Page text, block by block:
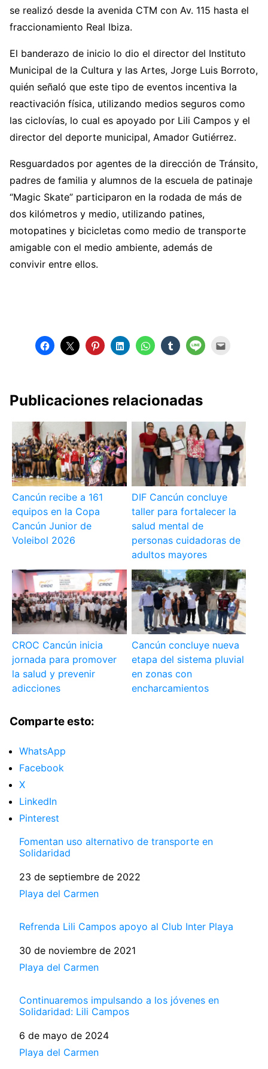
se realizó desde la avenida CTM con Av. 115 hasta el
fraccionamiento Real Ibiza.
El banderazo de inicio lo dio el director del Instituto
Municipal de la Cultura y las Artes, Jorge Luis Borroto,
quién señaló que este tipo de eventos incentiva la
reactivación física, utilizando medios seguros como
las ciclovías, lo cual es apoyado por Lili Campos y el
director del deporte municipal, Amador Gutiérrez.
Resguardados por agentes de la dirección de Tránsito,
padres de familia y alumnos de la escuela de patinaje
“Magic Skate” participaron en la rodada de más de
dos kilómetros y medio, utilizando patines,
motopatines y bicicletas como medio de transporte
amigable con el medio ambiente, además de
convivir entre ellos.
Publicaciones relacionadas
Cancún recibe a 161
equipos en la Copa
Cancún Junior de
Voleibol 2026
DIF Cancún concluye
taller para fortalecer la
salud mental de
personas cuidadoras de
adultos mayores
CROC Cancún inicia
jornada para promover
la salud y prevenir
adicciones
Cancún concluye nueva
etapa del sistema pluvial
en zonas con
encharcamientos
Comparte esto:
WhatsApp
Facebook
X
LinkedIn
Pinterest
Fomentan uso alternativo de transporte en
Solidaridad
Fecha
23 de septiembre de 2022
Respecto a
Playa del Carmen
Refrenda Lili Campos apoyo al Club Inter Playa
Fecha
30 de noviembre de 2021
Respecto a
Playa del Carmen
Continuaremos impulsando a los jóvenes en
Solidaridad: Lili Campos
Fecha
6 de mayo de 2024
Respecto a
Playa del Carmen